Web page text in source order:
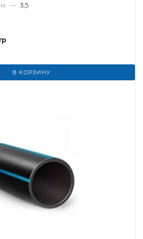
— 3,5
В КОРЗИНУ